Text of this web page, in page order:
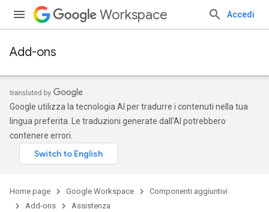
Workspace Accedi
Add-ons
Google utilizza la tecnologia AI per tradurre i contenuti nella tua
lingua preferita. Le traduzioni generate dall'AI potrebbero
contenere errori.
Home page Google Workspace
Componenti aggiuntivi
Add-ons
Assistenza